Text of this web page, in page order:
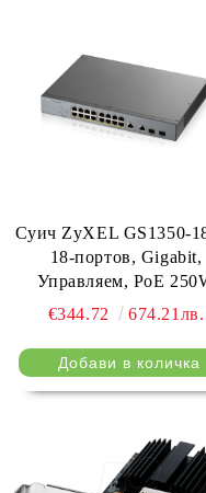
Суич ZyXEL GS1350-
18-портов, Gigabit,
Управляем, PoE
€344.72
674.21лв.